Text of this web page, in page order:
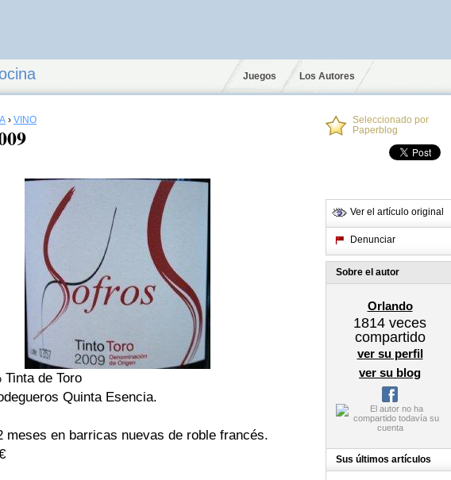
Juegos Los Autores
› VINO
Tinta de Toro
Quinta Esencia.
meses en barricas nuevas de roble francés.
Seleccionado por
Paperblog
Ver el artículo original
Denunciar
Sobre el autor
Orlando
1814 veces
compartido
ver su perfil
ver su blog
Sus últimos artículos